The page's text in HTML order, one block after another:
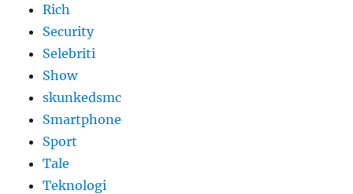
Rich
Security
Selebriti
Show
skunkedsmc
Smartphone
Sport
Tale
Teknologi